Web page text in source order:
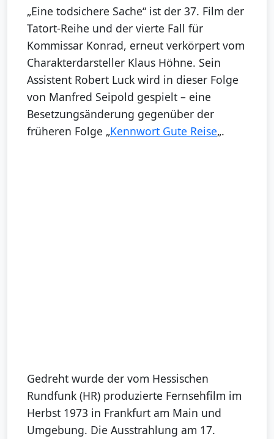
„Eine todsichere Sache“ ist der 37. Film der
Tatort-Reihe und der vierte Fall für
Kommissar Konrad, erneut verkörpert vom
Charakterdarsteller Klaus Höhne. Sein
Assistent Robert Luck wird in dieser Folge
von Manfred Seipold gespielt – eine
Besetzungsänderung gegenüber der
früheren Folge „Kennwort Gute Reise„.
Gedreht wurde der vom Hessischen
Rundfunk (HR) produzierte Fernsehfilm im
Herbst 1973 in Frankfurt am Main und
Umgebung. Die Ausstrahlung am 17.